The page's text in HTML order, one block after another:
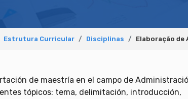
Estrutura Curricular Disciplinas Elaboração
de maestría en el campo de
tópicos: tema, delimitación, introducción,